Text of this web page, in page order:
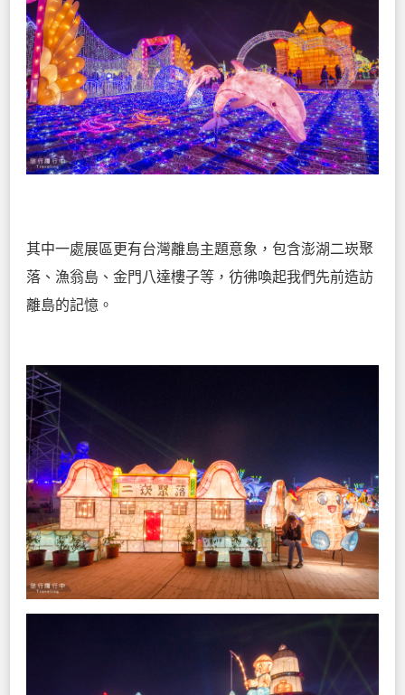
其中一處展區更有台灣離島主題意象，包含澎湖二崁聚
落、漁翁島、金門八達樓子等，彷彿喚起我們先前造訪
離島的記憶。